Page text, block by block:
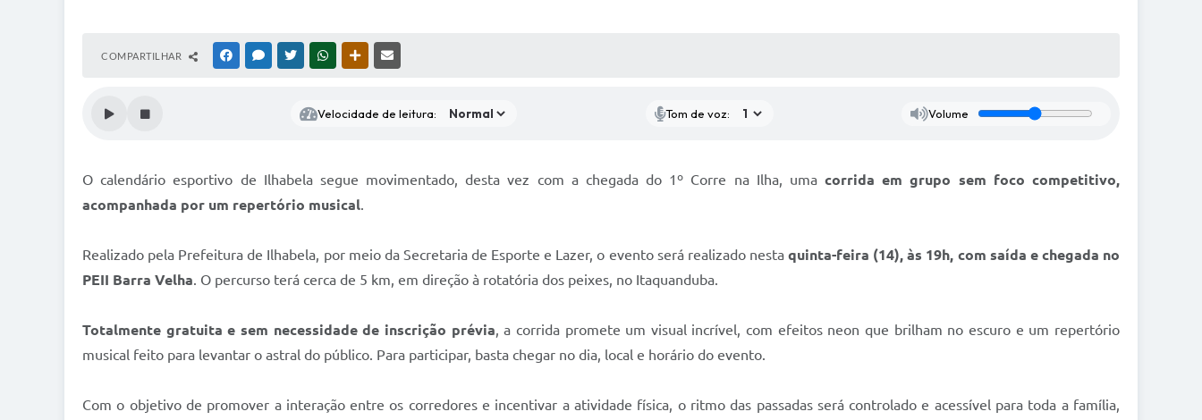
COMPARTILHAR FACEBOOKMESSENGER
TWITTERWHATSAPPOUTRAS MÍDIAS
Velocidade de leitura: Tom de voz: Volume
O calendário esportivo de Ilhabela segue movimentado, desta vez com a chegada do 1º Corre na Ilha, umacorrida em grupo sem foco competitivo,
acompanhada por um repertório musical.
Realizado pela Prefeitura de Ilhabela, por meio da Secretaria de Esporte e Lazer, o evento será realizado nestaquinta-feira (14), às 19h, com saída e chegada no
PEII Barra Velha. O percurso terá cerca de 5 km, em direção à rotatória dos peixes, no Itaquanduba.
Totalmente gratuita e sem necessidade de inscrição prévia, a corrida promete um visual incrível, com efeitos neon que brilham no escuro e um repertório
musical feito para levantar o astral do público. Para participar, basta chegar no dia, local e horário do evento.
Com o objetivo de promover a interação entre os corredores e incentivar a atividade física, o ritmo das passadas será controlado e acessível para toda a família,